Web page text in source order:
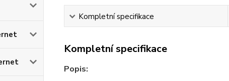
Kompletní specifikace
Kompletní specifikace
Popis: